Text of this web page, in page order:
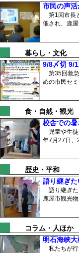
市民の声
第1回市長
催され、鹿
暮らし・文化
9/8〆切 9/
第35回救急
めの市民セ
食・自然・観光
校舎での
児童や生徒
年7月27日
歴史・平和
語り継ぎ
語り継ぎた
鹿屋市観光
コラム・人ほか
明石海峡
私たちが行